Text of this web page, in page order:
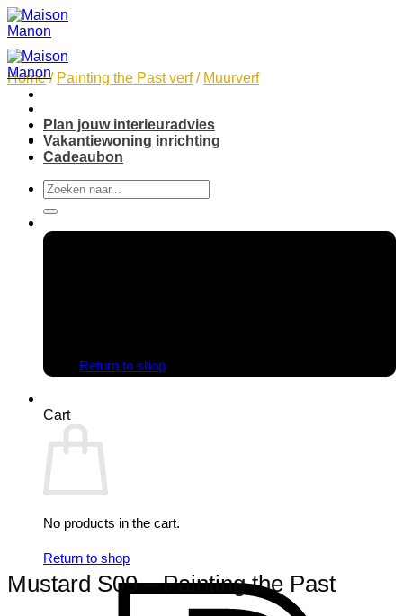
Skip
to
content
Plan jouw interieuradvies
Vakantiewoning inrichting
Cadeaubon
Search
for:
Return to shop
Cart
No products in the cart.
Return to shop
Home / Painting the Past verf / Muurverf
Mustard S09 – Painting the Past